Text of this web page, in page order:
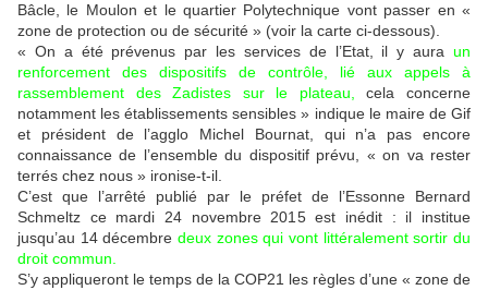
Bâcle, le Moulon et le quartier Polytechnique vont passer en «
zone de protection ou de sécurité » (voir la carte ci-dessous).
« On a été prévenus par les services de l’Etat, il y aura un
renforcement des dispositifs de contrôle, lié aux appels à
rassemblement des Zadistes sur le plateau,
cela concerne
notamment les établissements sensibles » indique le maire de Gif
et président de l’agglo Michel Bournat, qui n’a pas encore
connaissance de l’ensemble du dispositif prévu, « on va rester
terrés chez nous » ironise-t-il.
C’est que l’arrêté publié par le préfet de l’Essonne Bernard
Schmeltz ce mardi 24 novembre 2015 est inédit : il institue
jusqu’au 14 décembre deux zones qui vont littéralement sortir du
droit commun.
S’y appliqueront le temps de la COP21 les règles d’une « zone de